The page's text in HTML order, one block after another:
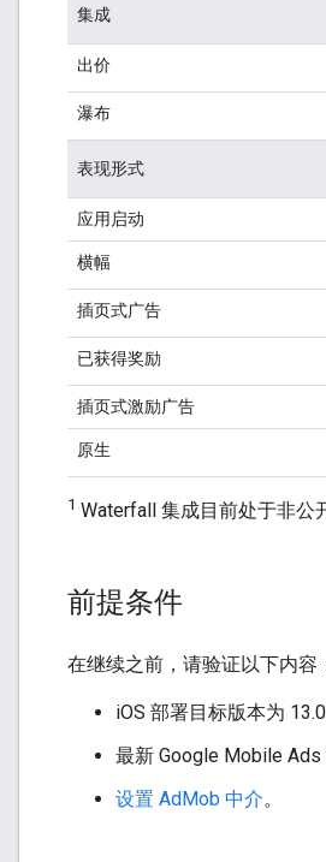
集成
出价
瀑布
表现形式
应用启动
横幅
插页式广告
已获得奖励
插页式激励广告
原生
1 Waterfall 集成目前处于非公
前提条件
在继续之前，请验证以下内容
iOS 部署目标版本为
最新 Google Mobile Ads
设置 AdMob 中介。